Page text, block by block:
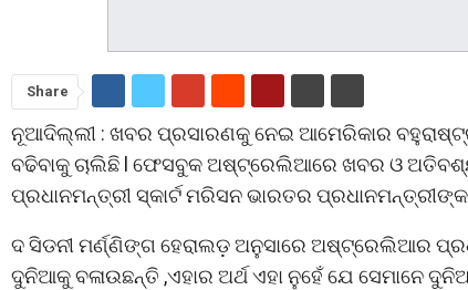
Share
ନୂଆଦିଲ୍ଲୀ : ଖବର ପ୍ରସାରଣକୁ ନେଇ ଆମେରିକାର
ବଢିବାକୁ ଚାଲିଛି l ଫେସବୁକ ଅଷ୍ଟ୍ରେଲିଆରେ ଖବର ଓ
ପ୍ରଧାନମନ୍ତ୍ରୀ ସ୍କାର୍ଟ ମରିସନ ଭାରତର
ଦ ସିଡନୀ ମର୍ଣ୍ଣିଙ୍ଗ ହେରାଲଡ଼ ଅନୁସାରେ ଅଷ୍ଟ୍ରେଲିଆର
ଦୁନିଆକୁ ବଳାଉଛନ୍ତି ,ଏହାର ଅର୍ଥ ଏହା ନୁହେଁ ଯେ ସେମାନେ